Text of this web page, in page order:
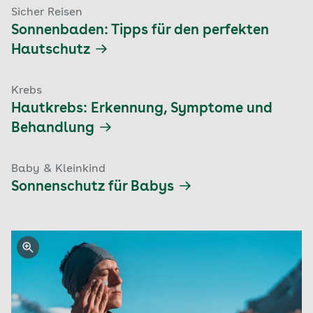
Sicher Reisen
Sonnenbaden: Tipps für den perfekten
Hautschutz
Krebs
Hautkrebs: Erkennung, Symptome und
Behandlung
Baby & Kleinkind
Sonnenschutz für Babys